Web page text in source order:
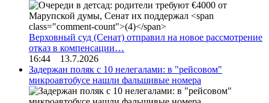
Верховный суд (Сенат) отправил на новое рассмотрение
отказ в компенсации…
16:44 13.7.2026
Задержан поляк с 10 нелегалами: в "рейсовом"
микроавтобусе нашли фальшивые номера